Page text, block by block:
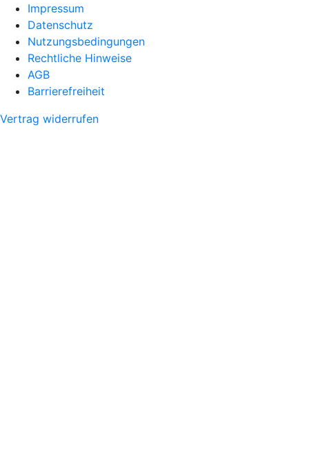
Impressum
Datenschutz
Nutzungsbedingungen
Rechtliche Hinweise
AGB
Barrierefreiheit
Vertrag widerrufen